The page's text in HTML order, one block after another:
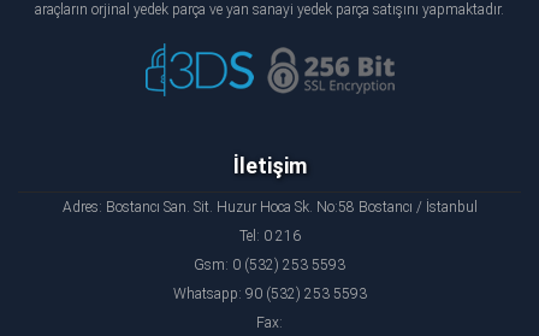
araçların orjinal yedek parça ve yan sanayi yedek parça satışını yapmaktadır.
İletişim
Adres: Bostancı San. Sit. Huzur Hoca Sk. No:58 Bostancı / İstanbul
Tel: 0 216
Gsm: 0 (532) 253 5593
Whatsapp: 90 (532) 253 5593
Fax: